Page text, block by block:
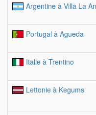
Argentine à Villa La
Portugal à Agueda
Italie à Trentino
Lettonie à Kegums